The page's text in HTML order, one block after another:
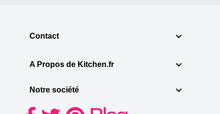
Contact 
A Propos de Kitchen.fr 
Notre société 